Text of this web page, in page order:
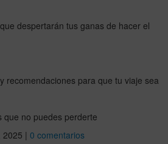
despertarán tus ganas de hacer el
recomendaciones para que tu viaje sea
que no puedes perderte
2025 | 0 comentarios